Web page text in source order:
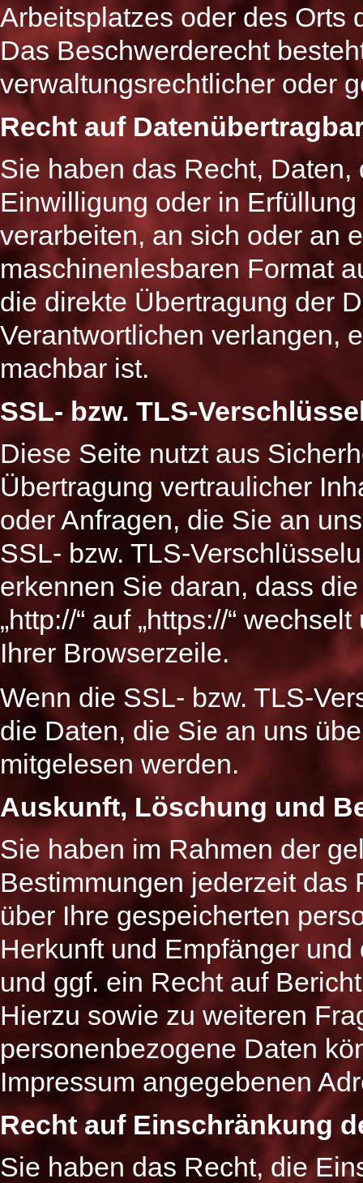
Arbeitsplatzes oder des Orts
Das Beschwerderecht
verwaltungsrechtlicher oder
Recht auf
Sie haben das Recht,
Einwilligung oder in
verarbeiten, an sich oder an
maschinenlesbaren Format
die direkte Übertragung der
Verantwortlichen verlangen,
machbar ist.
SSL- bzw. TLS-
Diese Seite nutzt aus
Übertragung vertraulicher
oder Anfragen, die Sie an
SSL- bzw. TLS-
erkennen Sie daran, dass
„http://“ auf „https://“
Ihrer Browserzeile.
Wenn die SSL- bzw. TLS-
die Daten, die Sie an uns
mitgelesen werden.
Auskunft, Löschung und
Sie haben im Rahmen der
Bestimmungen jederzeit das
über Ihre gespeicherten
Herkunft und Empfänger
und ggf. ein Recht auf
Hierzu sowie zu weiteren
personenbezogene Daten
Impressum angegebenen
Recht auf Einschränkung
Sie haben das Recht, die